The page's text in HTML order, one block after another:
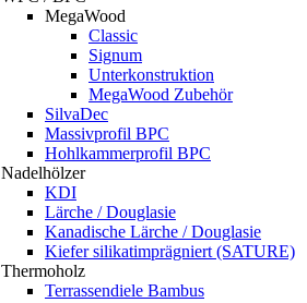
MegaWood
Classic
Signum
Unterkonstruktion
MegaWood Zubehör
SilvaDec
Massivprofil BPC
Hohlkammerprofil BPC
Nadelhölzer
KDI
Lärche / Douglasie
Kanadische Lärche / Douglasie
Kiefer silikatimprägniert (SATURE)
Thermoholz
Terrassendiele Bambus